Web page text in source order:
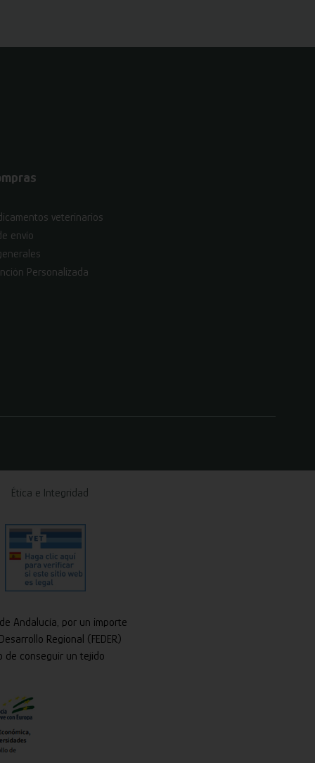
veterinarios
envío
Personalizada
Ética e Integridad
Andalucía, por un importe
Regional (FEDER)
de conseguir un tejido